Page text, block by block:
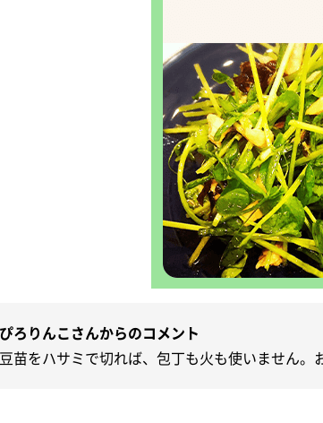
ぴろりんこさんからのコメント
豆苗をハサミで切れば、包丁も火も使いません。